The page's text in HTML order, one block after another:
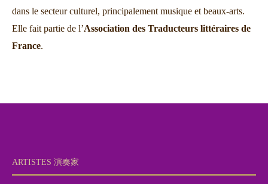
dans le secteur culturel, principalement musique et beaux-arts.
Elle fait partie de l’Association des Traducteurs littéraires de
France.
ARTISTES 演奏家